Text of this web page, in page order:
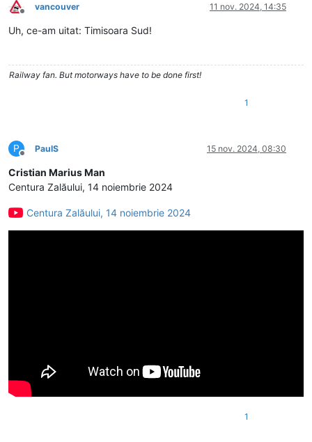
Deconectat
vancouver 11 nov. 2024, 14:35
Uh, ce-am uitat: Timisoara Sud!
Railway fan. But motorways have to be done first!
1
P
Deconectat
PaulS 15 nov. 2024, 08:30
Cristian Marius Man
Centura Zalăului, 14 noiembrie 2024
Centura Zalăului, 14 noiembrie 2024
1